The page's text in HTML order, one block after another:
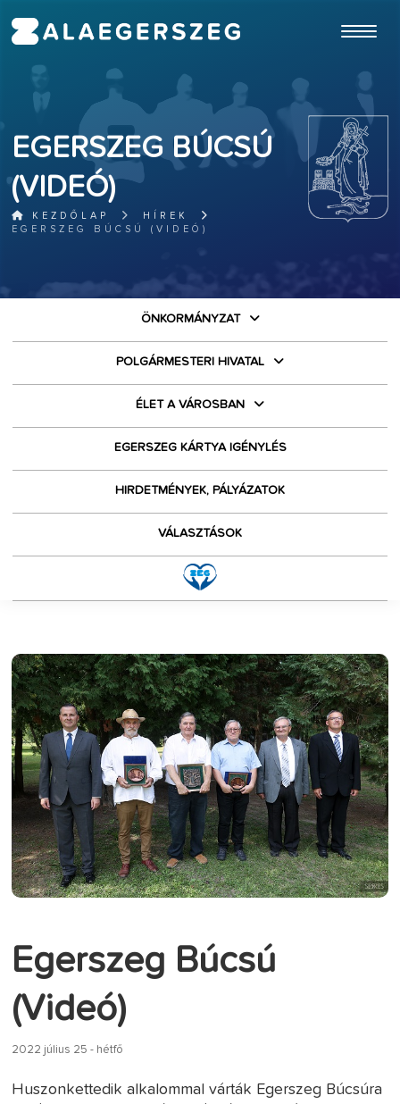
EGERSZEG BÚCSÚ
(VIDEÓ)
KEZDŐLAP
HÍREK
EGERSZEG BÚCSÚ (VIDEÓ)
ÖNKORMÁNYZAT
POLGÁRMESTERI HIVATAL
ÉLET A VÁROSBAN
EGERSZEG KÁRTYA IGÉNYLÉS
HIRDETMÉNYEK, PÁLYÁZATOK
VÁLASZTÁSOK
Egerszeg Búcsú
(Videó)
2022 július 25 - hétfő
Huszonkettedik alkalommal várták Egerszeg Búcsúra